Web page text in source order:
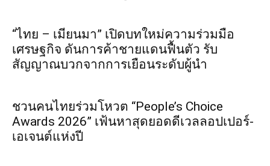
“ไทย – เมียนมา” เปิดบทใหม่ความร่วมมือ
เศรษฐกิจ ดันการค้าชายแดนฟื้นตัว รับ
สัญญาณบวกจากการเยือนระดับผู้นำ
ชวนคนไทยร่วมโหวต “People’s Choice
Awards 2026” เฟ้นหาสุดยอดดีเวลลอปเปอร์-
เอเจนต์แห่งปี